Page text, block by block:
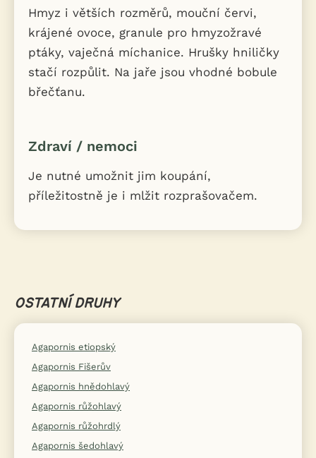
Hmyz i větších rozměrů, mouční červi,
krájené ovoce, granule pro hmyzožravé
ptáky, vaječná míchanice. Hrušky hniličky
stačí rozpůlit. Na jaře jsou vhodné bobule
břečťanu.
Zdraví / nemoci
Je nutné umožnit jim koupání,
příležitostně je i mlžit rozprašovačem.
OSTATNÍ DRUHY
Agapornis etiopský
Agapornis Fišerův
Agapornis hnědohlavý
Agapornis růžohlavý
Agapornis růžohrdlý
Agapornis šedohlavý